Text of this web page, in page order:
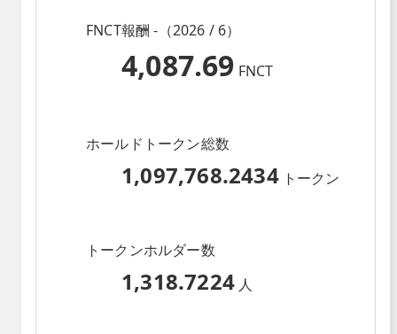
FNCT報酬 -（2026 / 6）
4,087.69 FNCT
ホールドトークン総数
1,097,768.2434 トークン
トークンホルダー数
1,318.7224 人